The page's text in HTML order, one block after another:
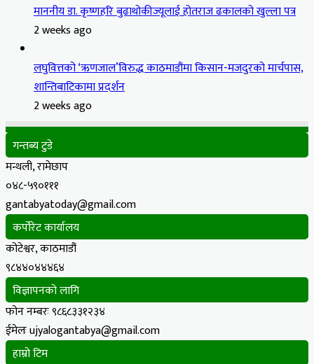
माननीय डा. कृष्णहरि बुढाथोकीज्यूलाई होतराज ढकालको खुल्ला पत्र
2 weeks ago
लघुवित्तको ‘ऋणजाल’विरुद्ध काठमाडौंमा किसान-मजदुरको मार्चपास,
शान्तिबाटिकामा प्रदर्शन
2 weeks ago
गन्तब्य टुडे
मन्थली, रामेछाप
०४८-५९०१११
gantabyatoday@gmail.com
कर्पोरेट कार्यालय
कोटेश्वर, काठमाडौं
९८४४०४४४६४
विज्ञापनको लागि
फोन नम्बरः ९८६८३३१२३४
ईमेलः ujyalogantabya@gmail.com
हाम्रो टिम